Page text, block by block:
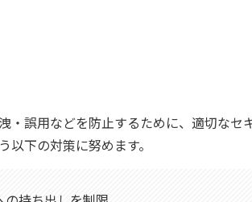
・誤用などを防止するために、適切なセ
下の対策に努めます。